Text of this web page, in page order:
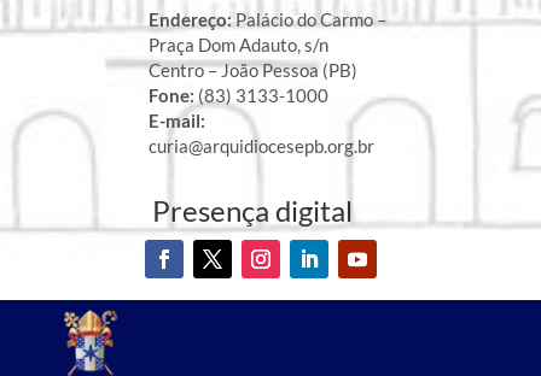
Endereço:Palácio do Carmo –
Praça Dom Adauto, s/n
Centro – João Pessoa (PB)
Fone: (83) 3133-1000
E-mail:
curia@arquidiocesepb.org.br
Presença digital